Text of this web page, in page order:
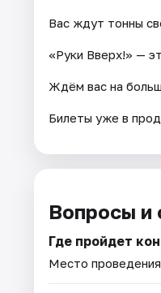
Вас ждут тонны
«Руки Вверх!» —
Ждём вас на
Билеты уже в
Вопросы и
Где пройдет
Место